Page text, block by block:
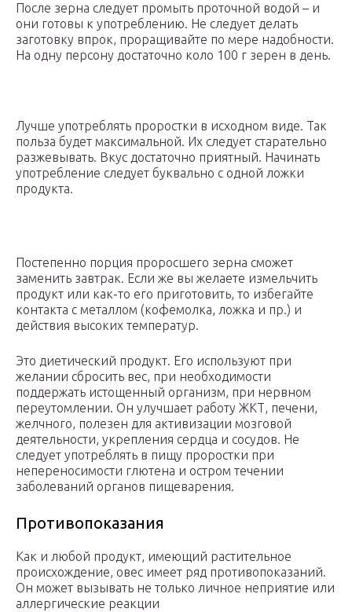
После зерна следует промыть проточной водой – и
они готовы к употреблению. Не следует делать
заготовку впрок, проращивайте по мере надобности.
На одну персону достаточно коло 100 г зерен в день.
Лучше употреблять проростки в исходном виде. Так
польза будет максимальной. Их следует старательно
разжевывать. Вкус достаточно приятный. Начинать
употребление следует буквально с одной ложки
продукта.
Постепенно порция проросшего зерна сможет
заменить завтрак. Если же вы желаете измельчить
продукт или как-то его приготовить, то избегайте
контакта с металлом (кофемолка, ложка и пр.) и
действия высоких температур.
Это диетический продукт. Его используют при
желании сбросить вес, при необходимости
поддержать истощенный организм, при нервном
переутомлении. Он улучшает работу ЖКТ, печени,
желчного, полезен для активизации мозговой
деятельности, укрепления сердца и сосудов. Не
следует употреблять в пищу проростки при
непереносимости глютена и остром течении
заболеваний органов пищеварения.
Противопоказания
Как и любой продукт, имеющий растительное
происхождение, овес имеет ряд противопоказаний.
Он может вызывать не только личное неприятие или
аллергические реакции